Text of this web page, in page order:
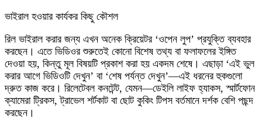
ভাইরাল হওয়ার কার্যকর কিছু কৌশল
রিল ভাইরাল করার জন্য এখন অনেক ক্রিয়েটর ‘ওপেন লুপ’ প্রযুক্তি ব্যবহার
করছেন। এতে ভিডিওর শুরুতেই কোনো বিশেষ তথ্য বা ফলাফলের ইঙ্গিত
দেওয়া হয়, কিন্তু মূল বিষয়টি প্রকাশ করা হয় একদম শেষে। এছাড়া ‘এই ভুল
করার আগে ভিডিওটি দেখুন’ বা ‘শেষ পর্যন্ত দেখুন’—এই ধরনের হুকগুলো
দ্রুত কাজ করে। রিলেটেবল কনটেন্ট, যেমন—ডেইলি লাইফ হ্যাকস, স্মার্টফোন
ক্যামেরা ট্রিকস, ট্রাভেল শর্টকাট বা ছোট কুকিং টিপস বর্তমানে দর্শক বেশি পছন্দ
করছেন।